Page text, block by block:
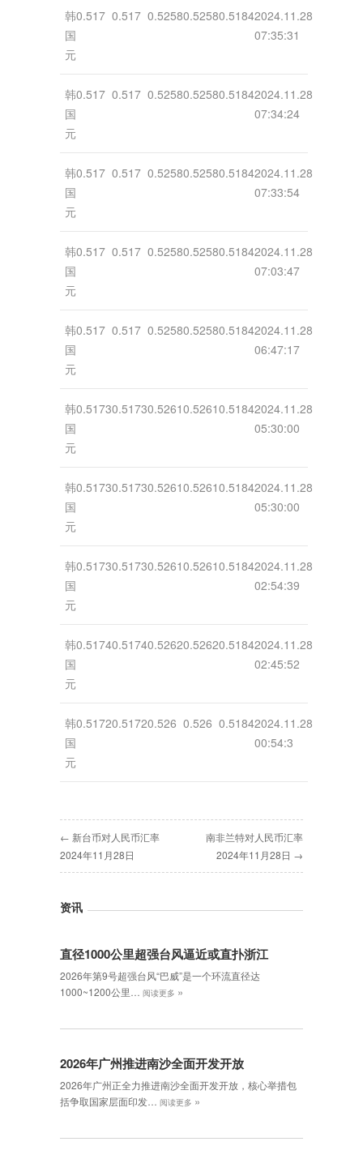
韩
国
元
0.517 0.517 0.52580.52580.51842024.11.28
07:35:31
韩
国
元
0.517 0.517 0.52580.52580.51842024.11.28
07:34:24
韩
国
元
0.517 0.517 0.52580.52580.51842024.11.28
07:33:54
韩
国
元
0.517 0.517 0.52580.52580.51842024.11.28
07:03:47
韩
国
元
0.517 0.517 0.52580.52580.51842024.11.28
06:47:17
韩
国
元
0.51730.51730.52610.52610.51842024.11.28
05:30:00
韩
国
元
0.51730.51730.52610.52610.51842024.11.28
05:30:00
韩
国
元
0.51730.51730.52610.52610.51842024.11.28
02:54:39
韩
国
元
0.51740.51740.52620.52620.51842024.11.28
02:45:52
韩
国
元
0.51720.51720.526 0.526 0.51842024.11.28
00:54:3
← 新台币对人民币汇率
2024年11月28日
南非兰特对人民币汇率
2024年11月28日 →
资讯
直径1000公里超强台风逼近或直扑浙江
2026年第9号超强台风“巴威”是一个环流直径达
1000~1200公里…
阅读更多 »
2026年广州推进南沙全面开发开放
2026年广州正全力推进南沙全面开发开放，核心举措包
括争取国家层面印发…
阅读更多 »